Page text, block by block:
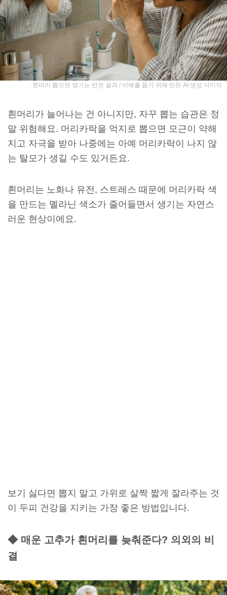
흰머리 뽑으면 생기는 반전 결과 / 이해를 돕기 위해 만든 AI 생성 이미지
흰머리가 늘어나는 건 아니지만, 자꾸 뽑는 습관은 정
말 위험해요. 머리카락을 억지로 뽑으면 모근이 약해
지고 자극을 받아 나중에는 아예 머리카락이 나지 않
는 탈모가 생길 수도 있거든요.
흰머리는 노화나 유전, 스트레스 때문에 머리카락 색
을 만드는 멜라닌 색소가 줄어들면서 생기는 자연스
러운 현상이에요.
보기 싫다면 뽑지 말고 가위로 살짝 짧게 잘라주는 것
이 두피 건강을 지키는 가장 좋은 방법입니다.
◆ 매운 고추가 흰머리를 늦춰준다? 의외의 비
결